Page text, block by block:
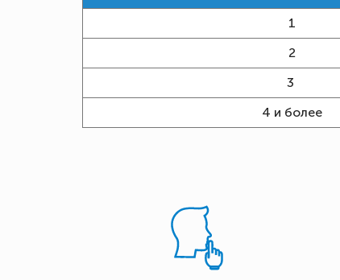
1
2
3
4 и более